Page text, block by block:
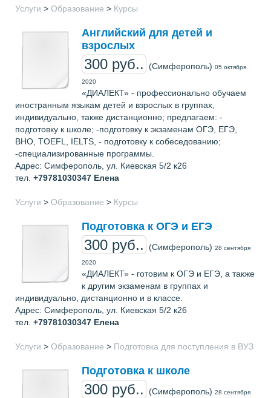
Услуги > Образование > Курсы
Английский для детей и
взрослых
300 руб.. (Симферополь) 05 октября
2020
«ДИАЛЕКТ» - профессионально обучаем
иностранным языкам детей и взрослых в группах,
индивидуально, также дистанционно; предлагаем: -
подготовку к школе; -подготовку к экзаменам ОГЭ, ЕГЭ,
ВНО, TOEFL, IELTS, - подготовку к собеседованию;
-специализированные программы.
Адрес: Симферополь, ул. Киевская 5/2 к26
тел. +79781030347 Елена
Услуги > Образование > Курсы
Подготовка к ОГЭ и ЕГЭ
300 руб.. (Симферополь) 28 сентября
2020
«ДИАЛЕКТ» - готовим к ОГЭ и ЕГЭ, а также
к другим экзаменам в группах и
индивидуально, дистанционно и в классе.
Адрес: Симферополь, ул. Киевская 5/2 к26
тел. +79781030347 Елена
Услуги > Образование > Подготовка для поступления в ВУЗ
Подготовка к школе
300 руб.. (Симферополь) 28 сентября